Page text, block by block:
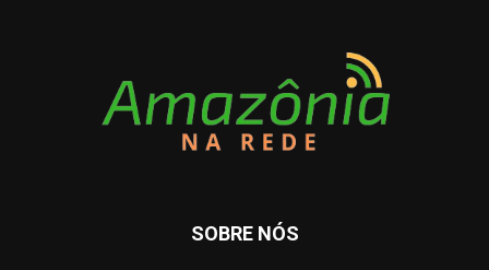
SOBRE NÓS